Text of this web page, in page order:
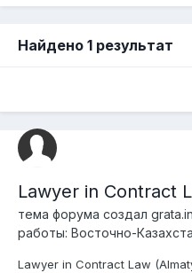
Найдено 1 результат
Lawyer in Contract
тема форума создал
работы: Восточно-
Lawyer in Contract Law